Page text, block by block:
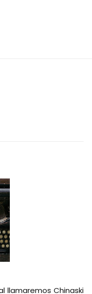
llamaremos Chinaski